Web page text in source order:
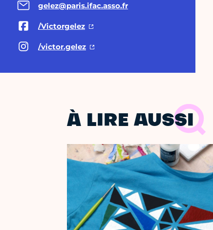
gelez@paris.ifac.asso.fr
/Victorgelez
/victor.gelez
À LIRE AUSSI